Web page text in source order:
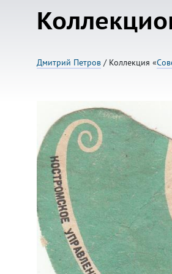
Дмитрий Петров / Коллекция «